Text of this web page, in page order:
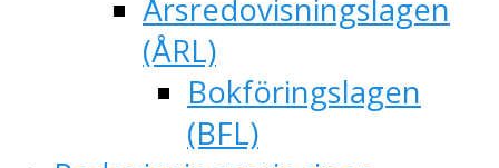
Årsredovisningslagen
(ÅRL)
Bokföringslagen
(BFL)